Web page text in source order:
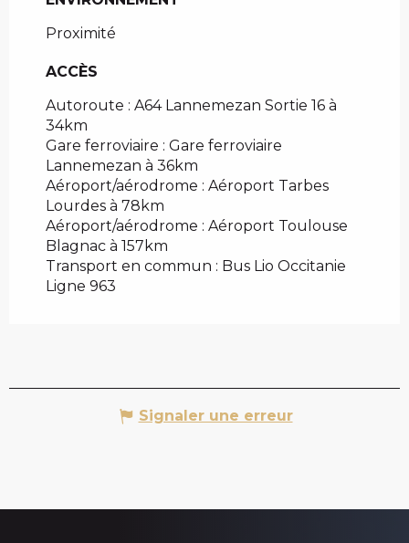
Proximité
ACCÈS
ACCÈS
Autoroute : A64 Lannemezan Sortie 16 à
34km
Gare ferroviaire : Gare ferroviaire
Lannemezan à 36km
Aéroport/aérodrome : Aéroport Tarbes
Lourdes à 78km
Aéroport/aérodrome : Aéroport Toulouse
Blagnac à 157km
Transport en commun : Bus Lio Occitanie
Ligne 963
Signaler une erreur